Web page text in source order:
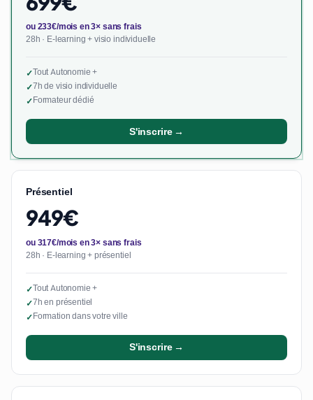
ou 233€/mois en 3× sans frais
28h · E-learning + visio individuelle
✓Tout Autonomie +
✓7h de visio individuelle
✓Formateur dédié
S'inscrire →
Présentiel
949€
ou 317€/mois en 3× sans frais
28h · E-learning + présentiel
✓Tout Autonomie +
✓7h en présentiel
✓Formation dans votre ville
S'inscrire →